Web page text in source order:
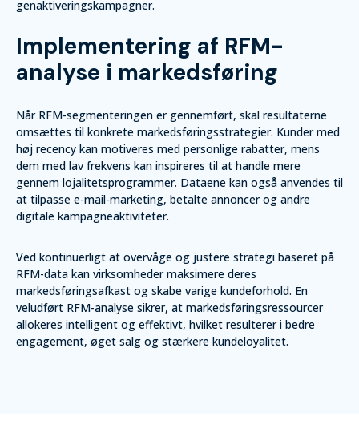
genaktiveringskampagner.
Implementering af RFM-
analyse i markedsføring
Når RFM-segmenteringen er gennemført, skal resultaterne
omsættes til konkrete markedsføringsstrategier. Kunder med
høj recency kan motiveres med personlige rabatter, mens
dem med lav frekvens kan inspireres til at handle mere
gennem lojalitetsprogrammer. Dataene kan også anvendes til
at tilpasse e-mail-marketing, betalte annoncer og andre
digitale kampagneaktiviteter.
Ved kontinuerligt at overvåge og justere strategi baseret på
RFM-data kan virksomheder maksimere deres
markedsføringsafkast og skabe varige kundeforhold. En
veludført RFM-analyse sikrer, at markedsføringsressourcer
allokeres intelligent og effektivt, hvilket resulterer i bedre
engagement, øget salg og stærkere kundeloyalitet.